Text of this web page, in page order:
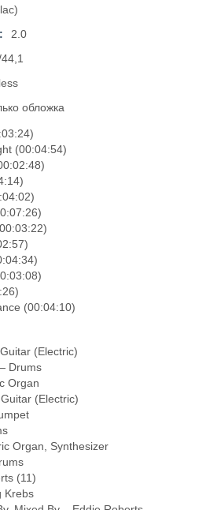
2.0
обложка
(00:04:54)
(00:04:10)
(Electric)
Drums
Organ
(Electric)
Organ, Synthesizer
(11)
Krebs